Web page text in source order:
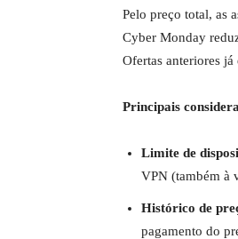
Pelo preço total, as
Cyber ​​​​Monday
Ofertas anteriores
Principais
Limite de
VPN (também à
Histórico de
pagamento do